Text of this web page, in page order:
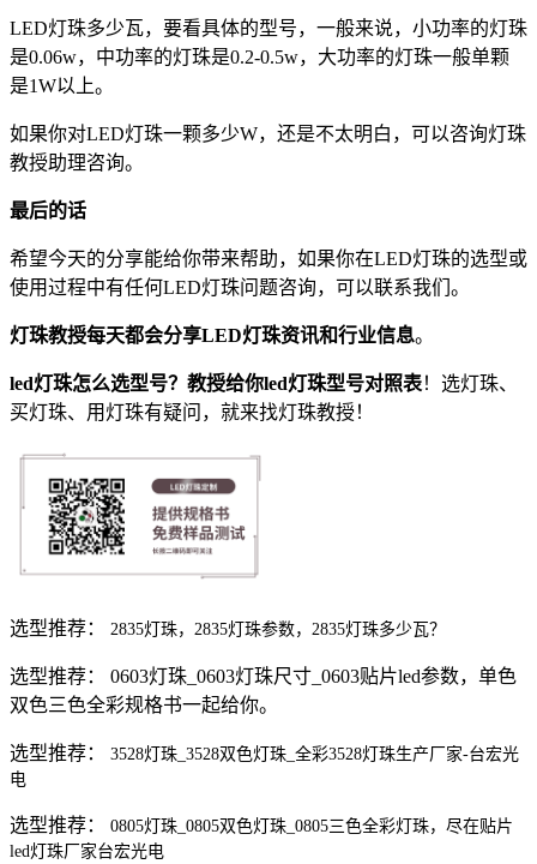
LED灯珠多少瓦，要看具体的型号，一般来说，小功率的灯珠
是0.06w，中功率的灯珠是0.2-0.5w，大功率的灯珠一般单颗
是1W以上。
如果你对LED灯珠一颗多少W，还是不太明白，可以咨询灯珠
教授助理咨询。
最后的话
希望今天的分享能给你带来帮助，如果你在LED灯珠的选型或
使用过程中有任何LED灯珠问题咨询，可以联系我们。
灯珠教授每天都会分享LED灯珠资讯和行业信息。
led灯珠怎么选型号？教授给你led灯珠型号对照表！选灯珠、
买灯珠、用灯珠有疑问，就来找灯珠教授！
选型推荐： 2835灯珠，2835灯珠参数，2835灯珠多少瓦？
选型推荐： 0603灯珠_0603灯珠尺寸_0603贴片led参数，单色
双色三色全彩规格书一起给你。
选型推荐： 3528灯珠_3528双色灯珠_全彩3528灯珠生产厂家-台宏光
电
选型推荐：
0805灯珠_0805双色灯珠_0805三色全彩灯珠，尽在贴片
led灯珠厂家台宏光电